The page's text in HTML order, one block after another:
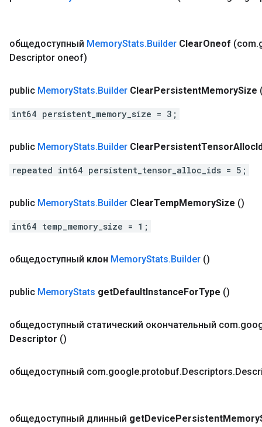
общедоступный MemoryStats.Builder ClearOneof (com.
Descriptor oneof)
public MemoryStats.Builder ClearPersistentMemorySize
int64 persistent_memory_size = 3;
public MemoryStats.Builder ClearPersistentTensorAlloc
repeated int64 persistent_tensor_alloc_ids = 5;
public MemoryStats.Builder ClearTempMemorySize ()
int64 temp_memory_size = 1;
общедоступный клон MemoryStats.Builder ()
public MemoryStats getDefaultInstanceForType ()
общедоступный статический окончательный com.
Descriptor ()
общедоступный com.google.protobuf.Descriptors.
общедоступный длинный getDevicePersistentMemory